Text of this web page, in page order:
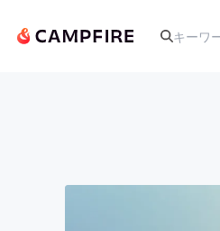
アー